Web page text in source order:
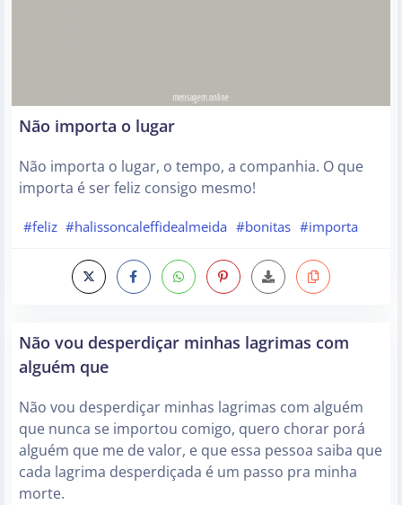
Não importa o lugar
Não importa o lugar, o tempo, a companhia. O que
importa é ser feliz consigo mesmo!
#feliz #halissoncaleffidealmeida #bonitas #importa
Não vou desperdiçar minhas lagrimas com
alguém que
Não vou desperdiçar minhas lagrimas com alguém
que nunca se importou comigo, quero chorar porá
alguém que me de valor, e que essa pessoa saiba que
cada lagrima desperdiçada é um passo pra minha
morte.